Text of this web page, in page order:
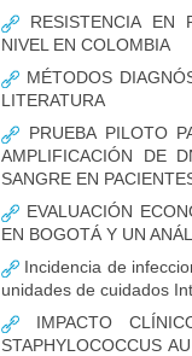
RESISTENCIA EN
NIVEL EN COLOMBIA
MÉTODOS
LITERATURA
PRUEBA PILOTO
AMPLIFICACIÓN DE
SANGRE EN
EVALUACIÓN
EN BOGOTÁ Y UN
Incidencia de
unidades de cuidados
IMPACTO
STAPHYLOCOCCUS